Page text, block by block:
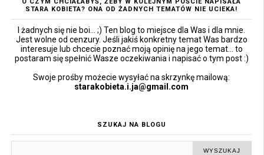
STARA KOBIETA? ONA OD ŻADNYCH TEMATÓW NIE UCIEKA!
I żadnych się nie boi... ;) Ten blog to miejsce dla Was i dla mnie.
Jest wolne od cenzury. Jeśli jakiś konkretny temat Was bardzo
interesuje lub chcecie poznać moją opinię na jego temat... to
postaram się spełnić Wasze oczekiwania i napisać o tym post :)
Swoje prośby możecie wysyłać na skrzynkę mailową:
starakobieta.i.ja@gmail.com
SZUKAJ NA BLOGU